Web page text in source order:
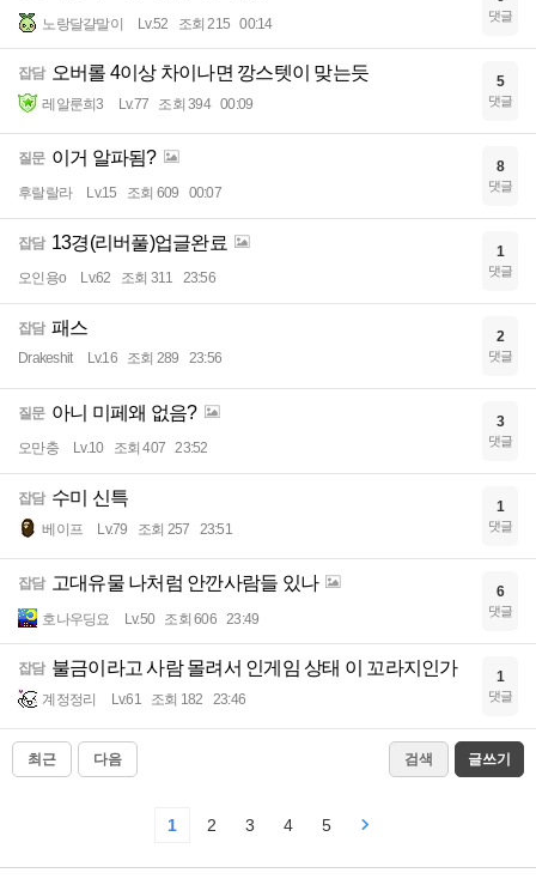
노랑달걀말이 Lv.52 조회 215 00:14 댓글
잡담 오버롤 4이상 차이나면 깡스텟이 맞는듯
레알룬희3 Lv.77 조회 394 00:09
5
댓글
질문 이거 알파됨?
후랄랄라 Lv.15 조회 609 00:07
8
댓글
잡담 13경(리버풀)업글완료
오인용o Lv.62 조회 311 23:56
1
댓글
잡담 패스
Drakeshit Lv.16 조회 289 23:56
2
댓글
질문 아니 미페왜 없음?
오만충 Lv.10 조회 407 23:52
3
댓글
잡담 수미 신특
베이프 Lv.79 조회 257 23:51
1
댓글
잡담 고대유물 나처럼 안깐사람들 있나
호나우딩요 Lv.50 조회 606 23:49
6
댓글
잡담 불금이라고 사람 몰려서 인게임 상태 이 꼬라지인가
계정정리 Lv.61 조회 182 23:46
1
댓글
최근 다음 검색 글쓰기
1 2 3 4 5